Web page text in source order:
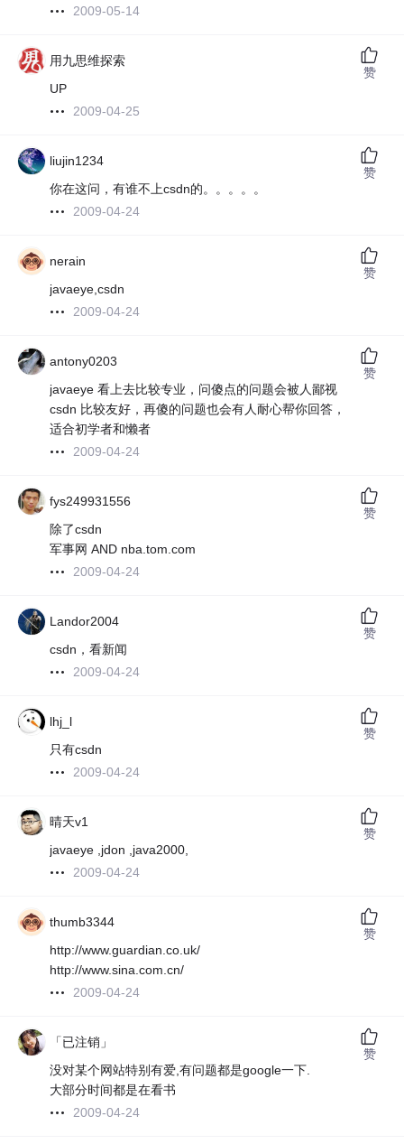
2009-05-14
用九思维探索
UP
2009-04-25
赞
liujin1234
你在这问，有谁不上csdn的。。。。。
2009-04-24
赞
nerain
javaeye,csdn
2009-04-24
赞
antony0203
javaeye 看上去比较专业，问傻点的问题会被人鄙视
csdn 比较友好，再傻的问题也会有人耐心帮你回答，
适合初学者和懒者
2009-04-24
赞
fys249931556
除了csdn
军事网 AND nba.tom.com
2009-04-24
赞
Landor2004
csdn，看新闻
2009-04-24
赞
lhj_l
只有csdn
2009-04-24
赞
晴天v1
javaeye ,jdon ,java2000,
2009-04-24
赞
thumb3344
http://www.guardian.co.uk/
http://www.sina.com.cn/
2009-04-24
赞
「已注销」
没对某个网站特别有爱,有问题都是google一下.
大部分时间都是在看书
2009-04-24
赞